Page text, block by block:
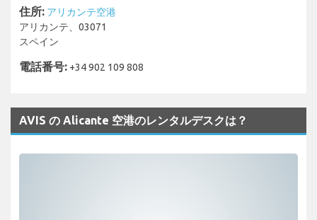
住所: アリカンテ空港
アリカンテ、03071
スペイン
電話番号: +34 902 109 808
AVIS の Alicante 空港のレンタルデスクは？